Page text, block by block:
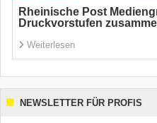
Rheinische Post
Druckvorstufen
Weiterlesen
NEWSLETTER FÜR PROFIS